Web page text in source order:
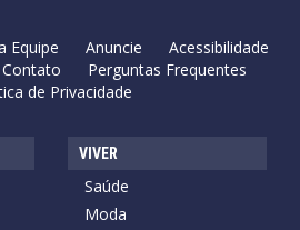
Equipe Anuncie
Acessibilidade
Contato
Perguntas Frequentes
de Privacidade
VIVER
Saúde
Moda